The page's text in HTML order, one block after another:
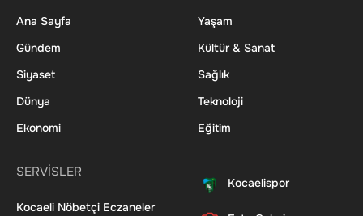
Ana Sayfa
Gündem
Siyaset
Dünya
Ekonomi
Yaşam
Kültür & Sanat
Sağlık
Teknoloji
Eğitim
SERVİSLER
Kocaeli Nöbetçi Eczaneler
Kocaelispor